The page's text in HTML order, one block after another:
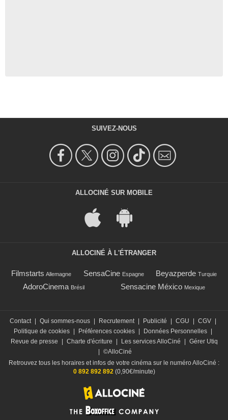
SUIVEZ-NOUS
ALLOCINÉ SUR MOBILE
ALLOCINÉ À L'ÉTRANGER
Filmstarts Allemagne SensaCine Espagne Beyazperde Turquie
AdoroCinema Brésil Sensacine México Mexique
Contact Qui sommes-nous Recrutement Publicité CGU CGV
Politique de cookies
Préférences cookies Données Personnelles
Revue de presse
Charte d'écriture Les services AlloCiné
Gérer Utiq
©AlloCiné
Retrouvez tous les horaires et infos de votre cinéma sur le numéro AlloCiné :
0 892 892 892(0,90€/minute)